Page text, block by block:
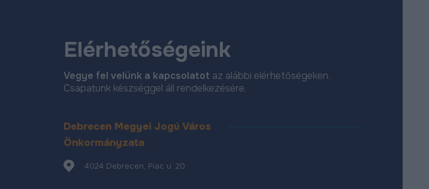
Elérhetőségeink
Vegye fel velünk a kapcsolatot az alábbi elérhetőségeken.
Csapatunk készséggel áll rendelkezésére.
Debrecen Megyei Jogú Város
Önkormányzata
4024 Debrecen, Piac u. 20.